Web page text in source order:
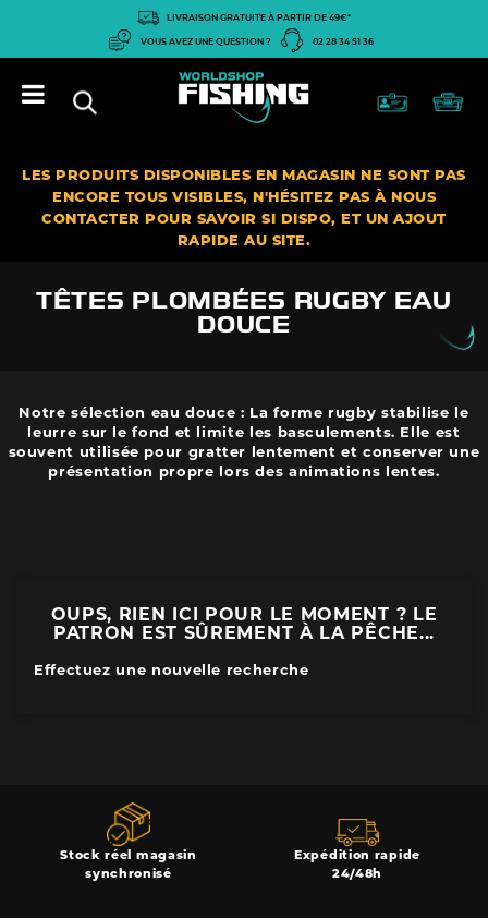
Panneau de gestion des cookies
LIVRAISON GRATUITE À PARTIR DE 49€*
VOUS AVEZ UNE QUESTION ? 02 28 34 51 36
LES PRODUITS DISPONIBLES EN MAGASIN NE SONT PAS
ENCORE TOUS VISIBLES, N'HÉSITEZ PAS À NOUS
CONTACTER POUR SAVOIR SI DISPO, ET UN AJOUT
RAPIDE AU SITE.
TÊTES PLOMBÉES RUGBY EAU
DOUCE
Notre sélection eau douce : La forme rugby stabilise le
leurre sur le fond et limite les basculements. Elle est
souvent utilisée pour gratter lentement et conserver une
présentation propre lors des animations lentes.
OUPS, RIEN ICI POUR LE MOMENT ? LE
PATRON EST SÛREMENT À LA PÊCHE...
Effectuez une nouvelle recherche
Stock réel magasin
synchronisé
Expédition rapide
24/48h